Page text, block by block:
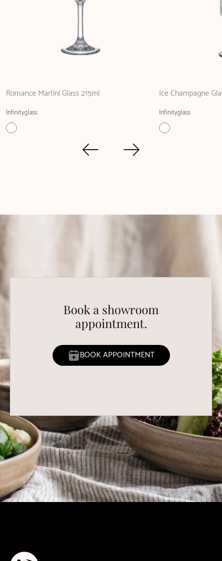
Romance Martini Glass 215ml
Infinityglass
Ice Champagne
Infinityglass
Book a showroom
appointment.
BOOK APPOINTMENT